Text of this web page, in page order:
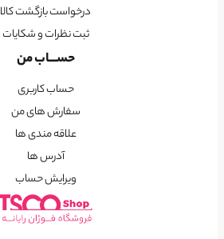
درخواست بازگشت کالا
ثبت نظرات و شکایات
حســـاب من
حساب کاربری
سفارش های من
علاقه مندی ها
آدرس ها
ویرایش حساب